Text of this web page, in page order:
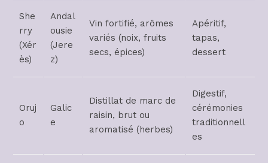
She
rry
(Xér
ès)
Andal
ousie
(Jere
z)
Vin fortifié, arômes
variés (noix, fruits
secs, épices)
Apéritif,
tapas,
dessert
Oruj
o
Galic
e
Distillat de marc de
raisin, brut ou
aromatisé (herbes)
Digestif,
cérémonies
traditionnell
es